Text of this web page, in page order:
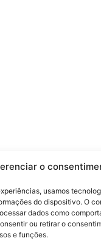
o
usamos
do dispositivo. O
dados como
ou retirar o
e funções.